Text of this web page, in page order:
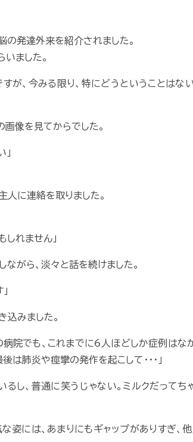
の発達外来を紹介されました。
ました。
すが、今みる限り、特にどうということはな
像を見てからでした。
」
人に連絡を取りました。
しれません」
がら、淡々と話を続けました。
込みました。
病院でも、これまでに6人ほどしか症例はな
は肺炎や痙攣の発作を起こして･･･」
るし、普通に笑うじゃない。ミルクだってち
姿には、あまりにもギャップがありすぎ、